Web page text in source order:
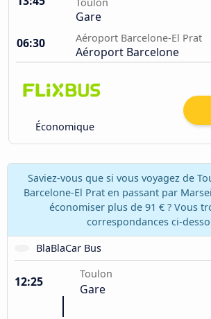
Gare
06:30
Aéroport Barcelone-El Prat
Aéroport Barcelone
Économique
Saviez-vous que si vous voyagez de
Barcelone-El Prat en passant par
économiser plus de 91 € ? Vous
correspondances ci-
BlaBlaCar Bus
12:25
Toulon
Gare